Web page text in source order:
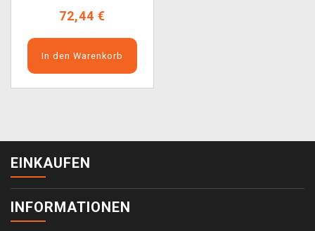
72,44 €
In den Warenkorb
EINKAUFEN
INFORMATIONEN